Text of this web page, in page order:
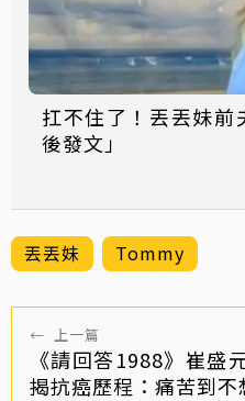
扛不住了！丟丟妹前
後發文」
丟丟妹 Tommy
← 上一篇
《請回答1988》崔盛
揭抗癌歷程：痛苦到不